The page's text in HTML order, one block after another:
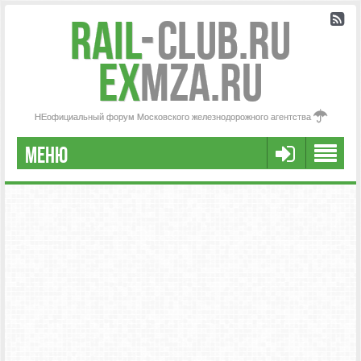
Rail-Club.RU
exMZA.RU
НЕофициальный форум Московского железнодорожного агентства
МЕНЮ
РЕГИСТРАЦИЯ